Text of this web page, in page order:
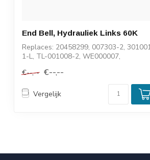
End Bell, Hydrauliek Links 60K
Replaces: 20458299, 007303-2,
1-L, TL-001008-2, WE000007,
€--,-- €--,--
Vergelijk